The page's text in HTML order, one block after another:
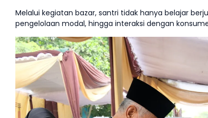
Melalui kegiatan bazar, santri tidak hanya belajar
pengelolaan modal, hingga interaksi dengan